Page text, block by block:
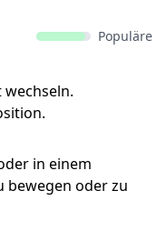
Populäre
in einem
bewegen oder zu